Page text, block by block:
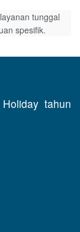
tunggal
spesifik.
tahun